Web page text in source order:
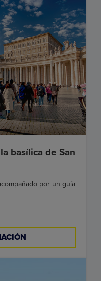
basílica de San
por un guía